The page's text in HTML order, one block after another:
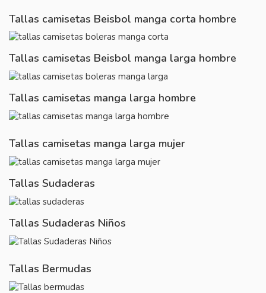
Tallas camisetas Beisbol manga corta hombre
Tallas camisetas Beisbol manga larga hombre
Tallas camisetas manga larga hombre
Tallas camisetas manga larga mujer
Tallas Sudaderas
Tallas Sudaderas Niños
Tallas Bermudas